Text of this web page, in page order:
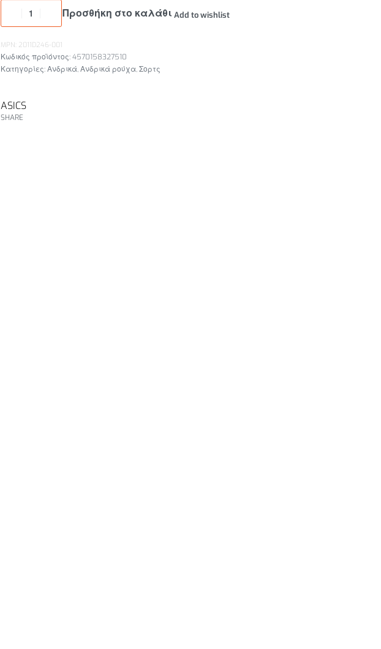
Προσθήκη στο καλάθι Add to wishlist
MPN: 2011D246-001
4570158327510
Κατηγορίες:Ανδρικά,Ανδρικά ρούχα,Σορτς
ASICS
SHARE